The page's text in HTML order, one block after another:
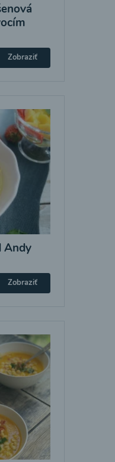
Zobraziť
Andy
Zobraziť